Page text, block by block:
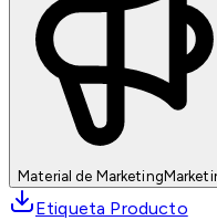
Material de Marketing
Etiqueta Producto